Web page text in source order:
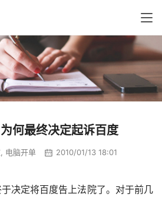
何最终决定起诉百度
, 电脑开单 2010/01/13 18:01
决定将百度告上法院了。对于前几